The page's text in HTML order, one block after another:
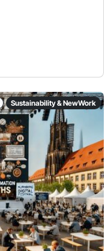
Sustainability & NewWork